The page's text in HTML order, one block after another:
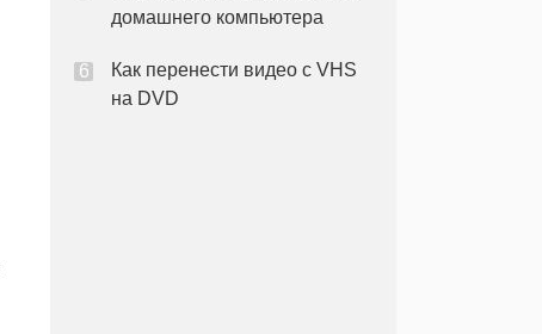
домашнего компьютера
Как перенести видео с VHS
на DVD